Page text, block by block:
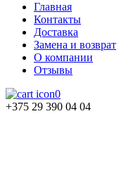
Главная
Контакты
Доставка
Замена и возврат
О компании
Отзывы
0
+375 29 390 04 04